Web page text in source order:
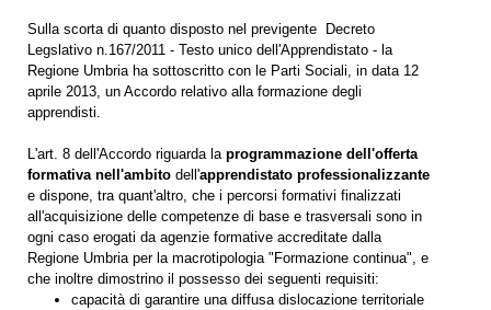
Sulla scorta di quanto disposto nel previgente Decreto
Legslativo n.167/2011 - Testo unico dell'Apprendistato - la
Regione Umbria ha sottoscritto con le Parti Sociali, in data 12
aprile 2013, un Accordo relativo alla formazione degli
apprendisti.
L'art. 8 dell'Accordo riguarda la programmazione dell'offerta
formativa nell'ambito dell'apprendistato professionalizzante
e dispone, tra quant'altro, che i percorsi formativi finalizzati
all'acquisizione delle competenze di base e trasversali sono in
ogni caso erogati da agenzie formative accreditate dalla
Regione Umbria per la macrotipologia "Formazione continua", e
che inoltre dimostrino il possesso dei seguenti requisiti:
capacità di garantire una diffusa dislocazione territoriale